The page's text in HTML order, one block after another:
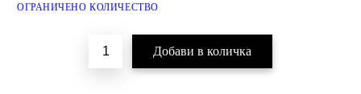
ОГРАНИЧЕНО КОЛИЧЕСТВО